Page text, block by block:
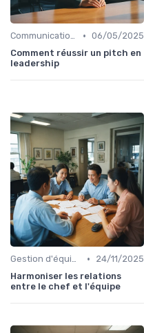
Communication efficace • 06/05/2025
Comment réussir un pitch en
leadership
Gestion d'équipe •
24/11/2025
Harmoniser les relations
entre le chef et l'équipe